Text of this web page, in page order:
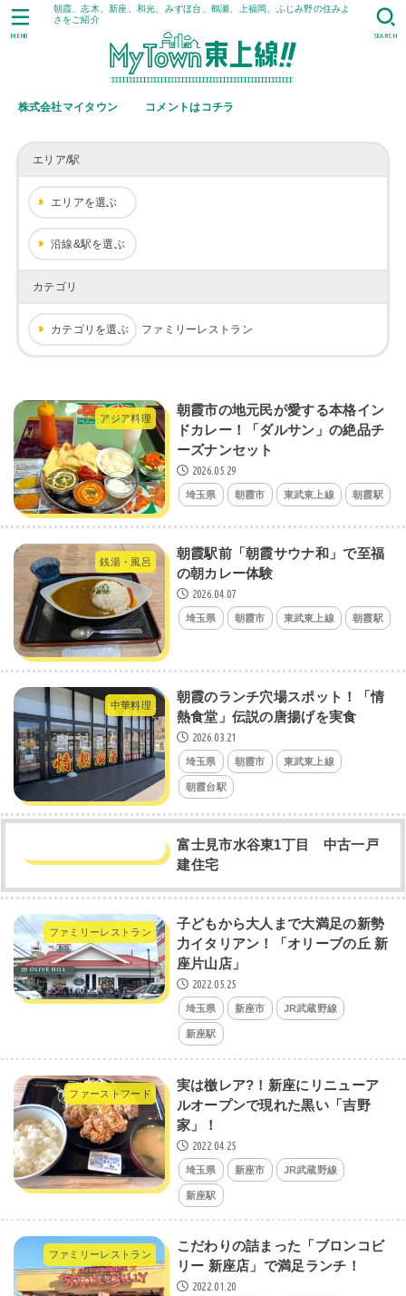
朝霞、志木、新座、和光、みずほ台、鶴瀬、上福岡、ふじみ野の住みよ
さをご紹介
株式会社マイタウン コメントはコチラ
SEARCH
MENU
エリア/駅
エリアを選ぶ
沿線&駅を選ぶ
カテゴリ
カテゴリを選ぶ ファミリーレストラン
アジア料理
朝霞市の地元民が愛する本格イン
ドカレー！「ダルサン」の絶品チ
ーズナンセット
2026.05.29
埼玉県 朝霞市 東武東上線 朝霞駅
銭湯・風呂
朝霞駅前「朝霞サウナ和」で至福
の朝カレー体験
2026.04.07
埼玉県 朝霞市 東武東上線 朝霞駅
中華料理
朝霞のランチ穴場スポット！「情
熱食堂」伝説の唐揚げを実食
2026.03.21
埼玉県 朝霞市 東武東上線
朝霞台駅
富士見市水谷東1丁目 中古一戸
建住宅
ファミリーレストラン
子どもから大人まで大満足の新勢
力イタリアン！「オリーブの丘 新
座片山店」
2022.05.25
埼玉県 新座市 JR武蔵野線
新座駅
ファーストフード
実は檄レア?！新座にリニューア
ルオープンで現れた黒い「吉野
家」！
2022.04.25
埼玉県 新座市 JR武蔵野線
新座駅
ファミリーレストラン
こだわりの詰まった「ブロンコビ
リー 新座店」で満足ランチ！
2022.01.20